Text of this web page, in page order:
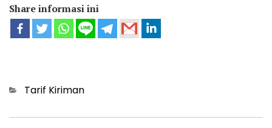
Share informasi ini
Categories
Tarif Kiriman